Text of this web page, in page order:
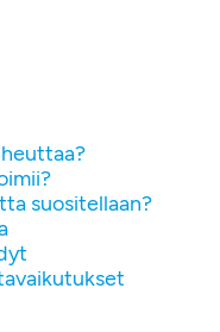
suositellaan?